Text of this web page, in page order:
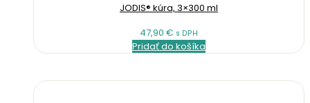
JODIS® kúra, 3×300 ml
47,90 € s DPH
Pridať do košíka